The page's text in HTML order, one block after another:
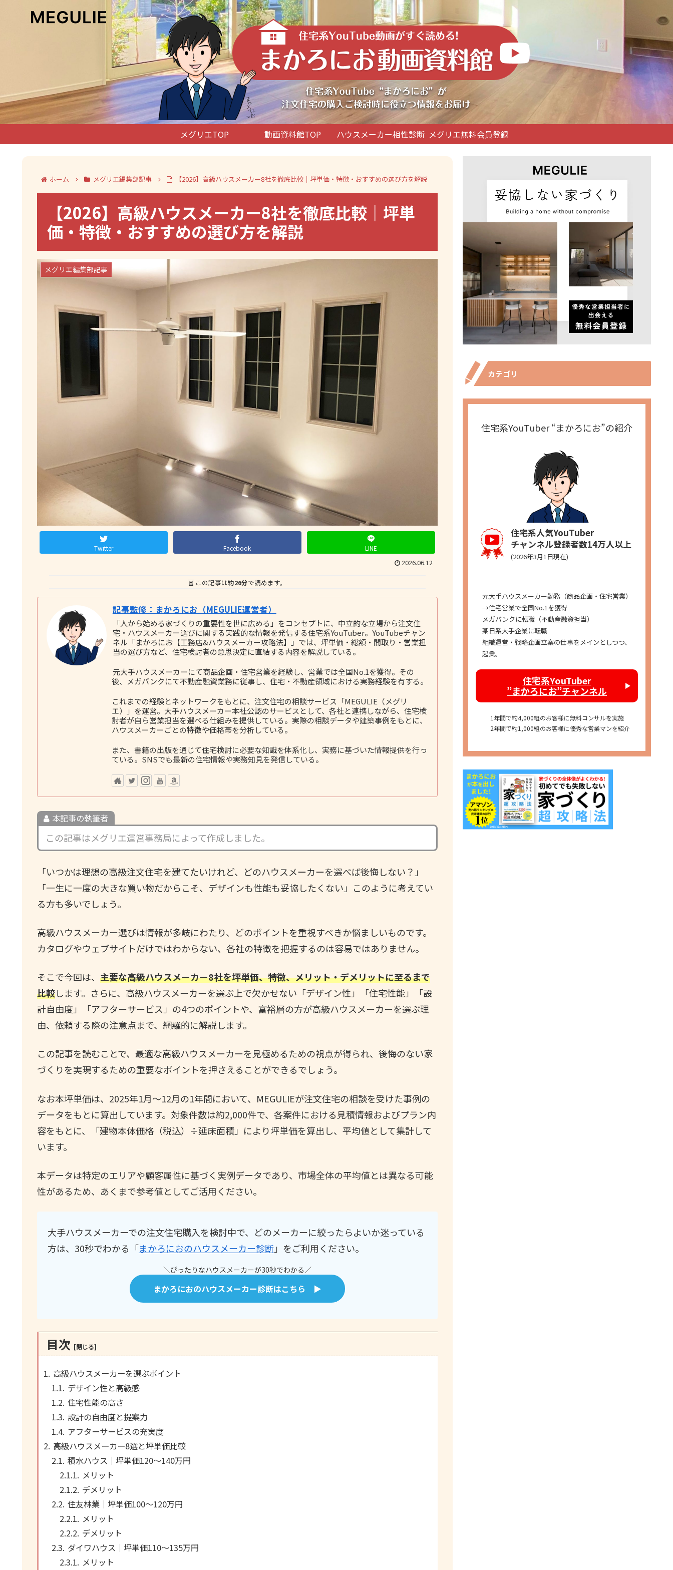
メグリエTOP 動画資料館TOP ハウスメーカー相性診断 メグリエ無料会員登録
ホーム メグリエ編集部記事 【2026】高級ハウスメーカー8社を徹底比較｜坪単価・特徴・おすすめの選び方を解説
【2026】高級ハウスメーカー8社を徹底比較｜坪単
価・特徴・おすすめの選び方を解説
メグリエ編集部記事
Twitter Facebook LINE
2026.06.12
この記事は約26分で読めます。
記事監修：まかろにお（MEGULIE運営者）
「人から始める家づくりの重要性を世に広める」をコンセプトに、中立的な立場から注文住
宅・ハウスメーカー選びに関する実践的な情報を発信する住宅系YouTuber。YouTubeチャン
ネル「まかろにお【工務店&ハウスメーカー攻略法】」では、坪単価・総額・間取り・営業担
当の選び方など、住宅検討者の意思決定に直結する内容を解説している。
元大手ハウスメーカーにて商品企画・住宅営業を経験し、営業では全国No.1を獲得。その
後、メガバンクにて不動産融資業務に従事し、住宅・不動産領域における実務経験を有する。
これまでの経験とネットワークをもとに、注文住宅の相談サービス「MEGULIE（メグリ
エ）」を運営。大手ハウスメーカー本社公認のサービスとして、各社と連携しながら、住宅検
討者が自ら営業担当を選べる仕組みを提供している。実際の相談データや建築事例をもとに、
ハウスメーカーごとの特徴や価格帯を分析している。
また、書籍の出版を通じて住宅検討に必要な知識を体系化し、実務に基づいた情報提供を行っ
ている。SNSでも最新の住宅情報や実務知見を発信している。
本記事の執筆者
この記事はメグリエ運営事務局によって作成しました。
「いつかは理想の高級注文住宅を建てたいけれど、どのハウスメーカーを選べば後悔しない？」
「一生に一度の大きな買い物だからこそ、デザインも性能も妥協したくない」このように考えてい
る方も多いでしょう。
高級ハウスメーカー選びは情報が多岐にわたり、どのポイントを重視すべきか悩ましいものです。
カタログやウェブサイトだけではわからない、各社の特徴を把握するのは容易ではありません。
そこで今回は、 主要な高級ハウスメーカー8社を坪単価、特徴、メリット・デメリットに至るまで
比較します。さらに、高級ハウスメーカーを選ぶ上で欠かせない「デザイン性」「住宅性能」「設
計自由度」「アフターサービス」の4つのポイントや、富裕層の方が高級ハウスメーカーを選ぶ理
由、依頼する際の注意点まで、網羅的に解説します。
この記事を読むことで、最適な高級ハウスメーカーを見極めるための視点が得られ、後悔のない家
づくりを実現するための重要なポイントを押さえることができるでしょう。
なお本坪単価は、2025年1月〜12月の1年間において、MEGULIEが注文住宅の相談を受けた事例の
データをもとに算出しています。対象件数は約2,000件で、各案件における見積情報およびプラン内
容をもとに、「建物本体価格（税込）÷延床面積」により坪単価を算出し、平均値として集計して
います。
本データは特定のエリアや顧客属性に基づく実例データであり、市場全体の平均値とは異なる可能
性があるため、あくまで参考値としてご活用ください。
大手ハウスメーカーでの注文住宅購入を検討中で、どのメーカーに絞ったらよいか迷っている
方は、30秒でわかる「まかろにおのハウスメーカー診断」をご利用ください。
＼ぴったりなハウスメーカーが30秒でわかる／
まかろにおのハウスメーカー診断はこちら ▶
目次
高級ハウスメーカーを選ぶポイント
デザイン性と高級感
住宅性能の高さ
設計の自由度と提案力
アフターサービスの充実度
高級ハウスメーカー8選と坪単価比較
積水ハウス｜坪単価120～140万円
メリット
デメリット
住友林業｜坪単価100～120万円
メリット
デメリット
ダイワハウス｜坪単価110～135万円
メリット
カテゴリ
住宅系YouTuber “まかろにお”の紹介
住宅系人気YouTuber
チャンネル登録者数14万人以上
(2026年3月1日現在)
元大手ハウスメーカー勤務（商品企画・住宅営業）
→住宅営業で全国No.1を獲得
メガバンクに転職（不動産融資担当）
某日系大手企業に転職
組織運営・戦略企画立案の仕事をメインとしつつ、
起業。
住宅系YouTuber
”まかろにお”チャンネル
1年間で約4,000組のお客様に無料コンサルを実施
2年間で約1,000組のお客様に優秀な営業マンを紹介